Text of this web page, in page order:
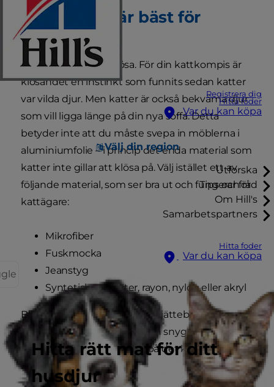
Registrera dig
Hitta foder
Var du kan köpa
Välj din region
Utforska
Tips och råd
Om Hill's
Samarbetspartners
Hitta foder
Var du kan köpa
Hitta rätt mat för ditt
husdjur
Vilka soffor är bäst för
kattägare?
Katter är födda att klösa. För din kattkompis är
klösandet en instinkt som funnits sedan katter
var vilda djur. Men katter är också bekväma djur
som vill ligga länge på din nya soffa. Detta
betyder inte att du måste svepa in möblerna i
aluminiumfolie – i princip det enda material som
katter inte gillar att klösa på. Välj istället ett av
följande material, som ser bra ut och fungerar för
kattägare:
Mikrofiber
Fuskmocka
Jeanstyg
Syntetisk polyester, rayon, nylon eller akryl
Bland dessa är mikrofiber ett jättebra val,
eftersom det är bekvämt och snyggt, men ändå
hållbart. Om katten klöser på det kan mikrofiber
klara några klösningar.